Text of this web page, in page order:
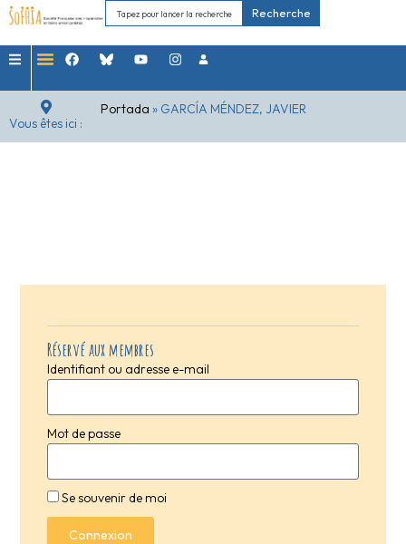
Recherche
Vous êtes ici :
Portada » GARCÍA MÉNDEZ, JAVIER
Réservé aux membres
Identifiant ou adresse e-mail
Mot de passe
Se souvenir de moi
Connexion